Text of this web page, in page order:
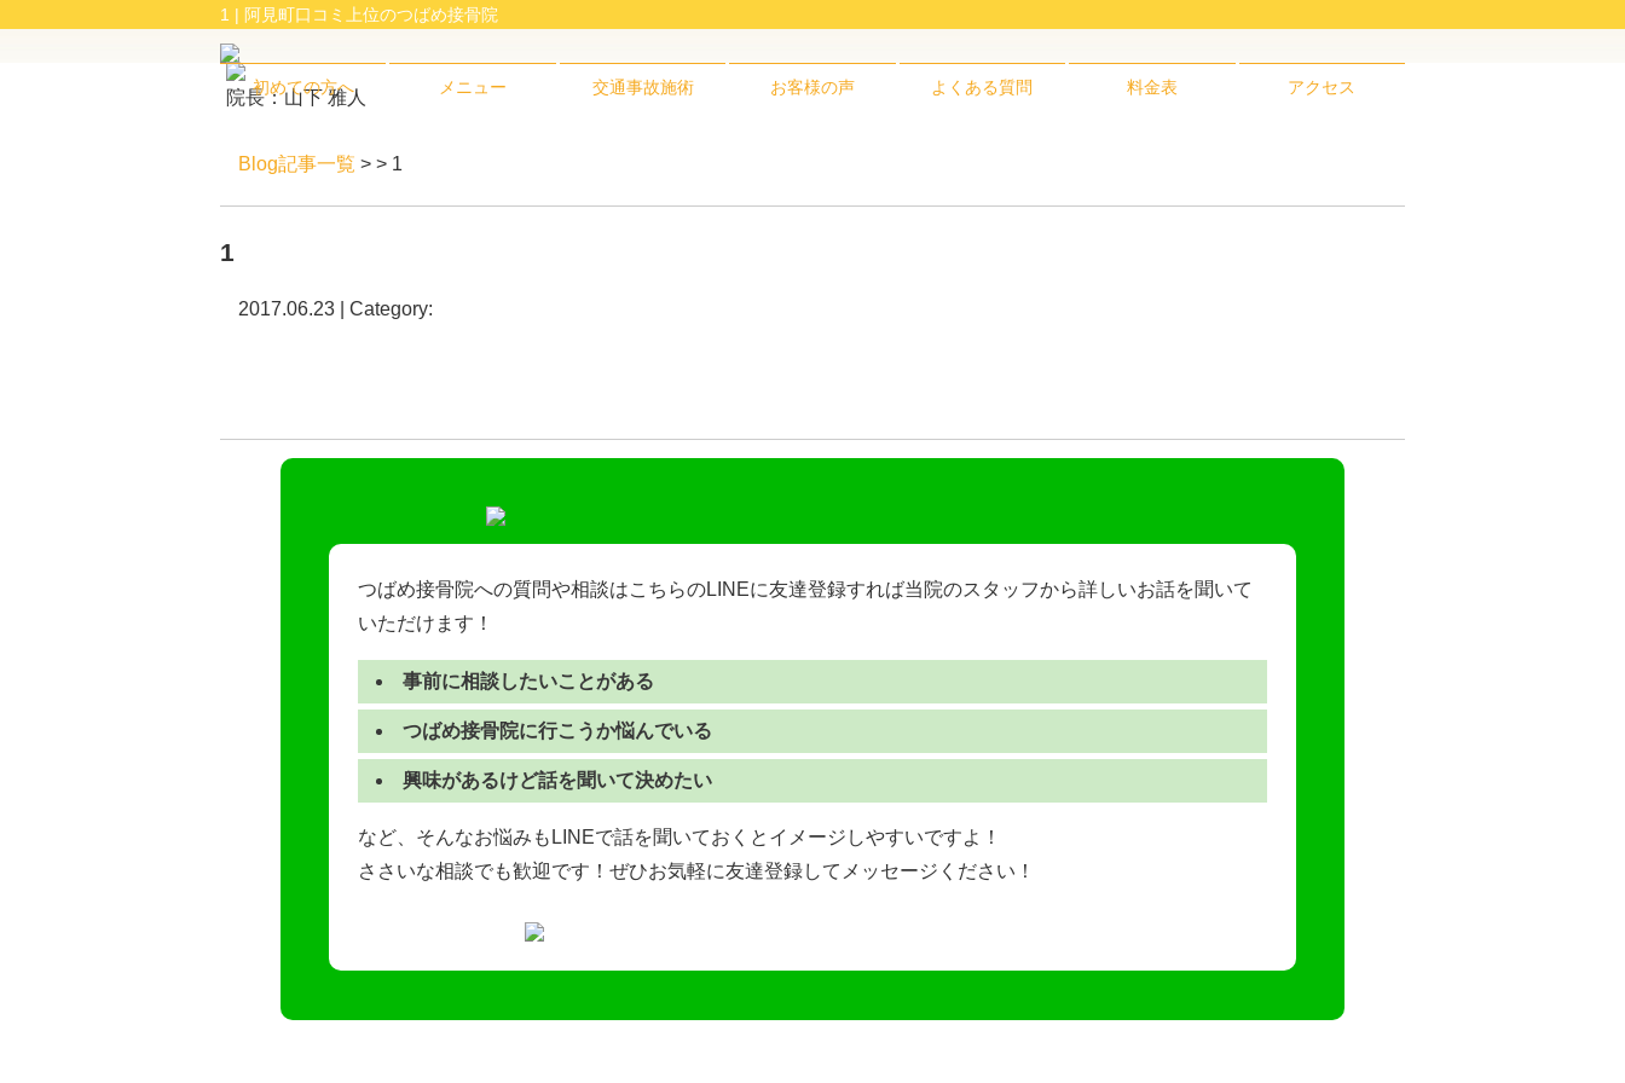
1 | 阿見町口コミ上位のつばめ接骨院
院長：山下 雅人
初めての方へ メニュー 交通事故施術 お客様の声 よくある質問 料金表 アクセス
Blog記事一覧 > > 1
1
2017.06.23 | Category:
つばめ接骨院への質問や相談はこちらのLINEに友達登録すれば当院のスタッフから詳しいお話を聞いて
いただけます！
事前に相談したいことがある
つばめ接骨院に行こうか悩んでいる
興味があるけど話を聞いて決めたい
など、そんなお悩みもLINEで話を聞いておくとイメージしやすいですよ！
ささいな相談でも歓迎です！ぜひお気軽に友達登録してメッセージください！